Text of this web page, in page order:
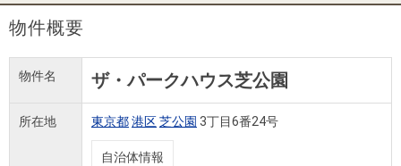
税金の本
（電子ブ
ック）
物件概要
物件名 ザ・パークハウス芝公園
所在地 東京都港区芝公園 3丁目6番24号
自治体情報